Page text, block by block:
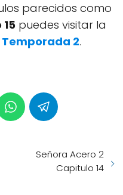
parecidos como
puedes visitar la
2.
Señora Acero 2
Capitulo 14